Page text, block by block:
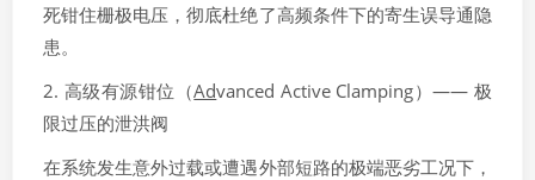
死钳住栅极电压，彻底杜绝了高频条件下的寄生误导通隐
患。
2. 高级有源钳位（Advanced Active Clamping）—— 极
限过压的泄洪阀
在系统发生意外过载或遭遇外部短路的极端恶劣工况下，